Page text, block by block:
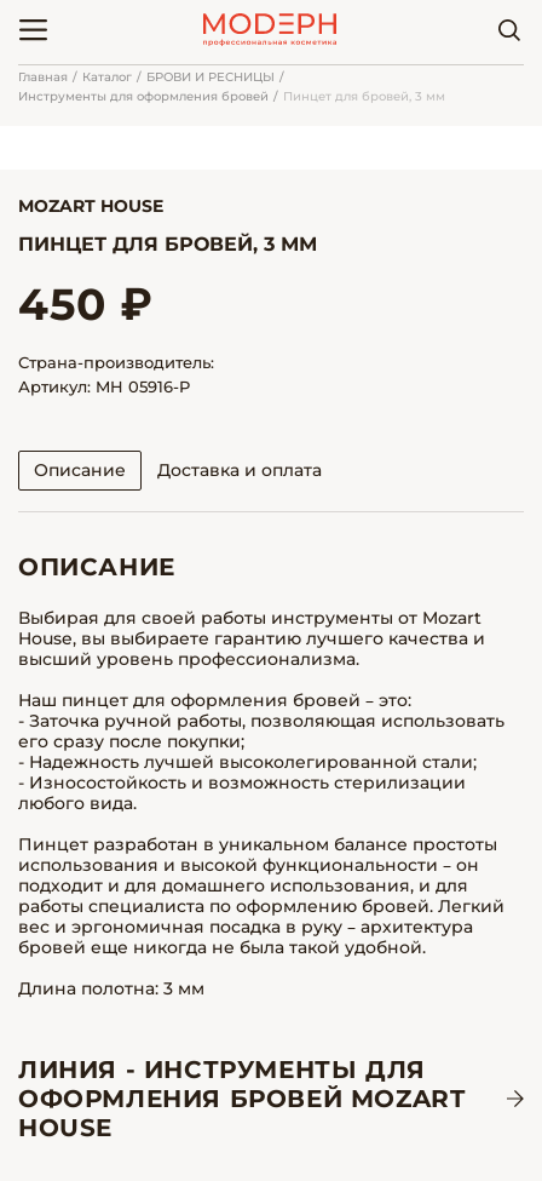
Главная Каталог
БРОВИ И РЕСНИЦЫ
Инструменты для оформления бровей
Пинцет для бровей, 3 мм
MOZART HOUSE
ПИНЦЕТ ДЛЯ БРОВЕЙ, 3 ММ
450 ₽
Страна-производитель:
Артикул: MH 05916-P
Описание Доставка и оплата
ОПИСАНИЕ
Выбирая для своей работы инструменты от Mozart
House, вы выбираете гарантию лучшего качества и
высший уровень профессионализма.
Наш пинцет для оформления бровей – это:
- Заточка ручной работы, позволяющая использовать
его сразу после покупки;
- Надежность лучшей высоколегированной стали;
- Износостойкость и возможность стерилизации
любого вида.
Пинцет разработан в уникальном балансе простоты
использования и высокой функциональности – он
подходит и для домашнего использования, и для
работы специалиста по оформлению бровей. Легкий
вес и эргономичная посадка в руку – архитектура
бровей еще никогда не была такой удобной.
Длина полотна: 3 мм
ЛИНИЯ - ИНСТРУМЕНТЫ ДЛЯ
ОФОРМЛЕНИЯ БРОВЕЙ MOZART
HOUSE